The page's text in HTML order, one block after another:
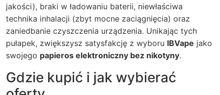
jakości), braki w ładowaniu baterii, niewłaściwa
technika inhalacji (zbyt mocne zaciągnięcia) oraz
zaniedbanie czyszczenia urządzenia. Unikając tych
pułapek, zwiększysz satysfakcję z wyboru IBVape jako
swojego papieros elektroniczny bez nikotyny.
Gdzie kupić i jak wybierać